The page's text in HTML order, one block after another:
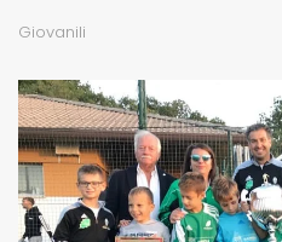
Giovanili